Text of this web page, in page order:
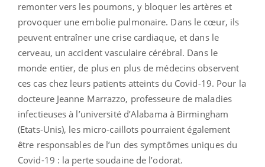
remonter vers les poumons, y bloquer les artères et
provoquer une embolie pulmonaire. Dans le cœur, ils
peuvent entraîner une crise cardiaque, et dans le
cerveau, un accident vasculaire cérébral. Dans le
monde entier, de plus en plus de médecins observent
ces cas chez leurs patients atteints du Covid-19. Pour la
docteure Jeanne Marrazzo, professeure de maladies
infectieuses à l’université d’Alabama à Birmingham
(Etats-Unis), les micro-caillots pourraient également
être responsables de l’un des symptômes uniques du
Covid-19 : la perte soudaine de l’odorat.